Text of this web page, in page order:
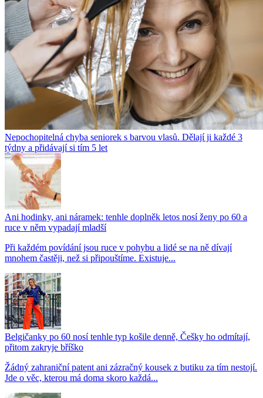
Nepochopitelná chyba seniorek s barvou vlasů. Dělají ji každé 3
týdny a přidávají si tím 5 let
Ani hodinky, ani náramek: tenhle doplněk letos nosí ženy po 60 a
ruce v něm vypadají mladší
Při každém povídání jsou ruce v pohybu a lidé se na ně dívají
mnohem častěji, než si připouštíme. Existuje...
Belgičanky po 60 nosí tenhle typ košile denně, Češky ho odmítají,
přitom zakryje bříško
Žádný zahraniční patent ani zázračný kousek z butiku za tím nestojí.
Jde o věc, kterou má doma skoro každá...